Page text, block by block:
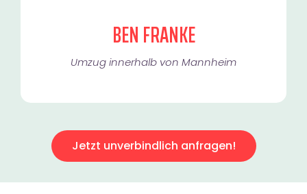
BEN FRANKE
Umzug innerhalb von Mannheim​
Jetzt unverbindlich anfragen!